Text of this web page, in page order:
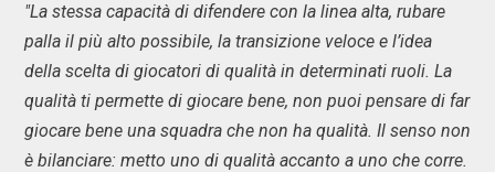
"La stessa capacità di difendere con la linea alta, rubare
palla il più alto possibile, la transizione veloce e l’idea
della scelta di giocatori di qualità in determinati ruoli. La
qualità ti permette di giocare bene, non puoi pensare di far
giocare bene una squadra che non ha qualità. Il senso non
è bilanciare: metto uno di qualità accanto a uno che corre.